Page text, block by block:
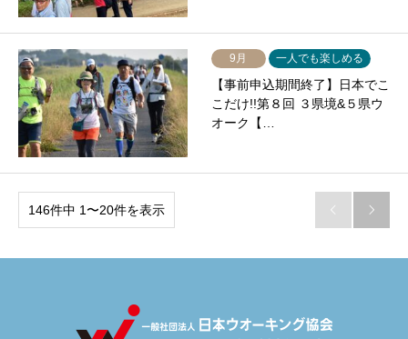
9月 一人でも楽しめる
【事前申込期間終了】日本でこ
こだけ!!第８回 ３県境&５県ウ
オーク【…
146件中 1〜20件を表示  